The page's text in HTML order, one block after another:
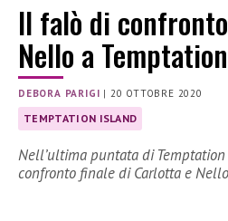
Il falò di
Nello a
DEBORA PARIGI | 20 OTTOBRE 2020
TEMPTATION ISLAND
Nell’ultima puntata di
confronto finale di Carlotta e